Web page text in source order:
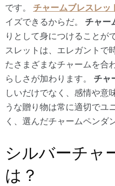
です。 チャームブレスレッ
イズできるからだ。 チャー
りとして身につけることが
スレットは、エレガントで
たさまざまなチャームを合
らしさが加わります。 チャ
しいだけでなく、感情や意
うな贈り物は常に適切でユ
く、選んだチャームペンダ
シルバーチャ
は？